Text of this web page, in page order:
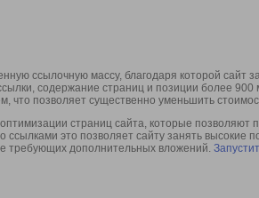
ссылочную массу, благодаря которой
содержание страниц и позиции более
что позволяет существенно уменьшить
страниц сайта, которые позволяют
ссылками это позволяет сайту занять
требующих дополнительных вложений.